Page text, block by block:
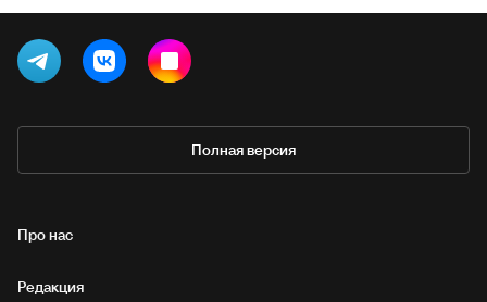
Полная версия
Про нас
Редакция